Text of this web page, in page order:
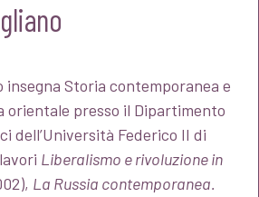
insegna Storia contemporanea e
orientale presso il Dipartimento
dell’Università Federico II di
Liberalismo e rivoluzione in
La Russia contemporanea.